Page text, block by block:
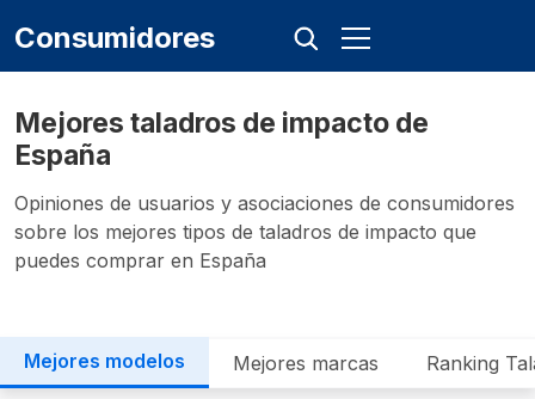
Consumidores
Mejores taladros de impacto de
España
Opiniones de usuarios y asociaciones de consumidores
sobre los mejores tipos de taladros de impacto que
puedes comprar en España
Mejores modelos Mejores marcas Ranking